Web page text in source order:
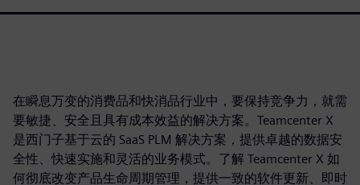
在瞬息万变的消费品和快消品行业中，要保持竞争力，就需
要敏捷、安全且具有成本效益的解决方案。Teamcenter X
是西门子基于云的 SaaS PLM 解决方案，提供卓越的数据安
全性、快速实施和灵活的业务模式。了解 Teamcenter X 如
何彻底改变产品生命周期管理，提供一致的软件更新、即时